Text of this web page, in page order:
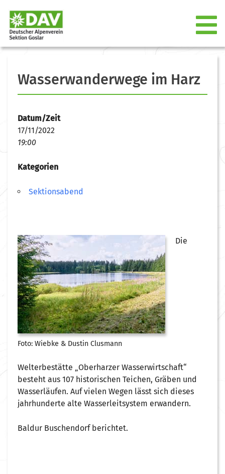
Wasserwanderwege im Harz
Datum/Zeit
17/11/2022
19:00
Kategorien
Sektionsabend
Foto: Wiebke & Dustin Clusmann
Die
Welterbestätte „Oberharzer Wasserwirtschaft“
besteht aus 107 historischen Teichen, Gräben und
Wasserläufen. Auf vielen Wegen lässt sich dieses
jahrhunderte alte Wasserleitsystem erwandern.
Baldur Buschendorf berichtet.